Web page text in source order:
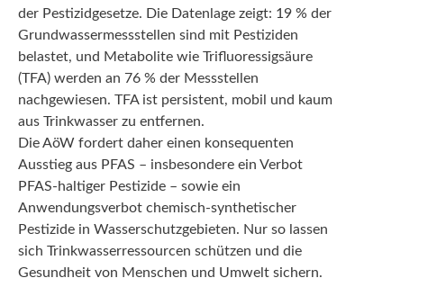
der Pestizidgesetze. Die Datenlage zeigt: 19 % der
Grundwassermessstellen sind mit Pestiziden
belastet, und Metabolite wie Trifluoressigsäure
(TFA) werden an 76 % der Messstellen
nachgewiesen. TFA ist persistent, mobil und kaum
aus Trinkwasser zu entfernen.
Die AöW fordert daher einen konsequenten
Ausstieg aus PFAS – insbesondere ein Verbot
PFAS-haltiger Pestizide – sowie ein
Anwendungsverbot chemisch-synthetischer
Pestizide in Wasserschutzgebieten. Nur so lassen
sich Trinkwasserressourcen schützen und die
Gesundheit von Menschen und Umwelt sichern.